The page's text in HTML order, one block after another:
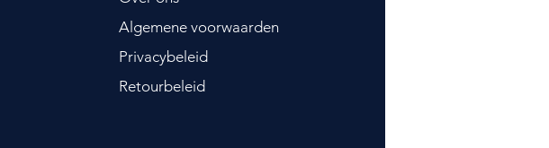
Algemene voorwaarden
Privacybeleid
Retourbeleid